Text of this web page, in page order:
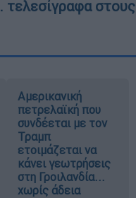
τελεσίγραφα στους
Αμερικανική
πετρελαϊκή που
συνδέεται με τον
Τραμπ
ετοιμάζεται να
κάνει γεωτρήσεις
στη Γροιλανδία...
χωρίς άδεια